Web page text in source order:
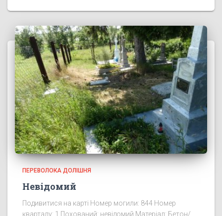
ПЕРЕВОЛОКА ДОЛІШНЯ
Невідомий
Подивитися на карті Номер могили: 844 Номер
кварталу: 1 Похований: невідомий Матеріал: Бетон/